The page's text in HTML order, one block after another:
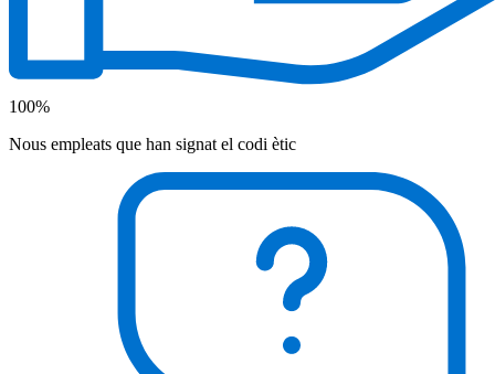
100%
Nous empleats que han signat el codi ètic